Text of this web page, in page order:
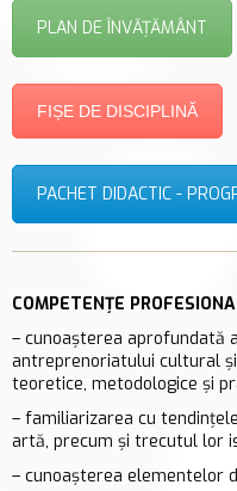
PLAN DE ÎNVĂȚĂMÂNT
FIȘE DE DISCIPLINĂ
PACHET DIDACTIC -
COMPETENȚE
– cunoaşterea aprofundată
antreprenoriatului cultural
teoretice, metodologice şi
– familiarizarea cu
artă, precum și trecutul lor
– cunoaşterea elementelor